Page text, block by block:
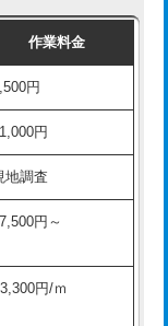
27,500円
38,500円
38,500円
場見積
16,500円
現場見積
円+材料費
円
円
円
円
円
作業料金
円
円
地調査
円～
円/ｍ